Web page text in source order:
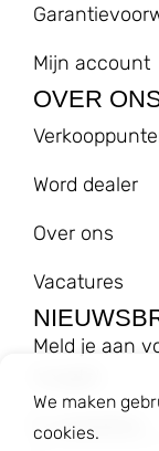
Mijn account
OVER
Word dealer
Over ons
Vacatures
Meld je aan
E-mailadres
We maken
cookies.